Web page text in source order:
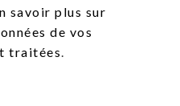
savoir plus sur
de vos
traitées.